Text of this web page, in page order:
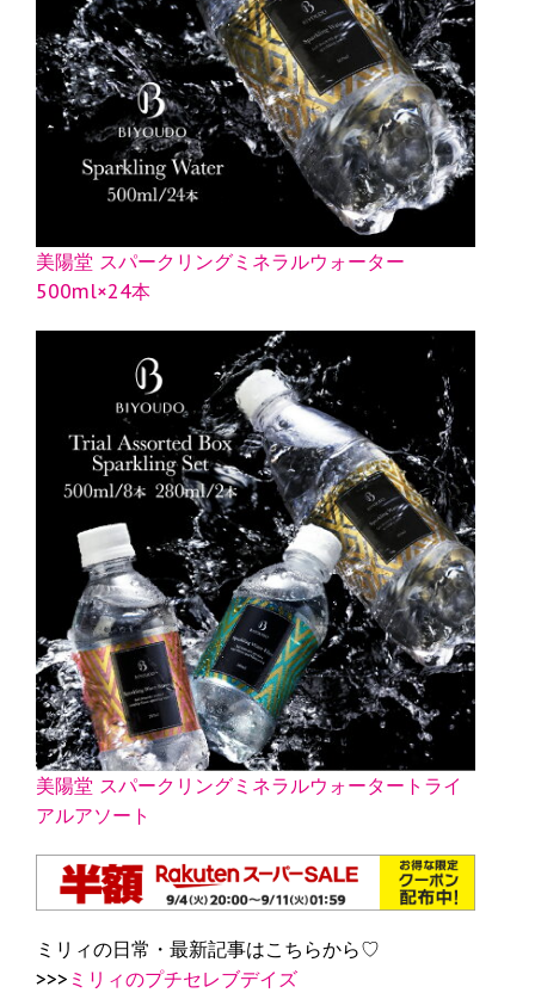
美陽堂 スパークリングミネラルウォーター
500ml×24本
美陽堂 スパークリングミネラルウォータートライ
アルアソート
ミリィの日常・最新記事はこちらから♡
>>> ミリィのプチセレブデイズ